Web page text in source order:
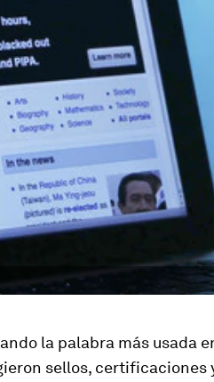
la palabra más usada
sellos,